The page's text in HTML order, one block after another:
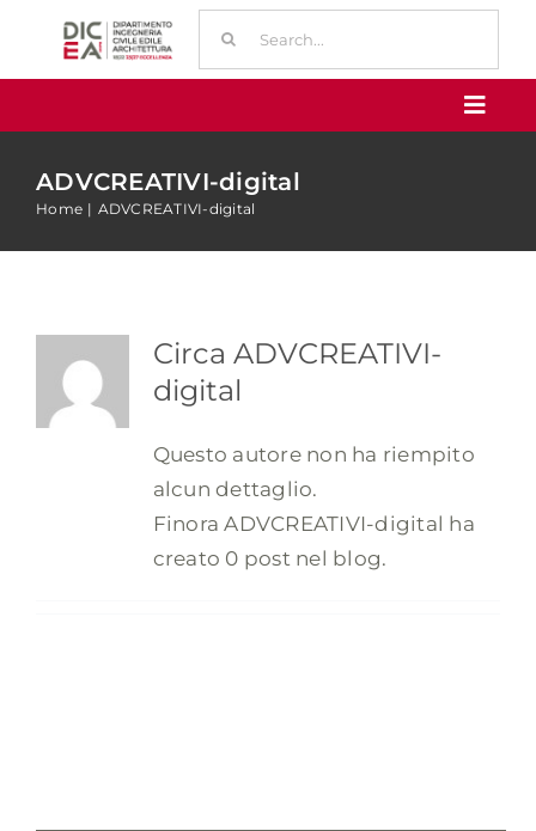
contenuto
ECCELLENZA
SERVIZI
PARTNERSHIP
ADVCREATIVI-digital
Home ADVCREATIVI-digital
Circa ADVCREATIVI-
digital
Questo autore non ha riempito
alcun dettaglio.
Finora ADVCREATIVI-digital ha
creato 0 post nel blog.